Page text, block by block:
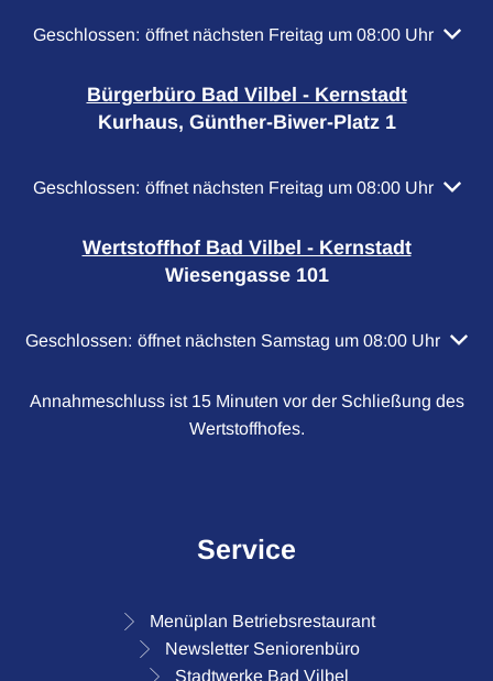
Klicken, um weitere Öffnungs- oder Schließzeiten
Geschlossen: öffnet nächsten Freitag um 08:00 Uhr
Bürgerbüro Bad Vilbel - Kernstadt
Kurhaus, Günther-Biwer-Platz 1
Klicken, um weitere Öffnungs- oder Schließzeiten
Geschlossen: öffnet nächsten Freitag um 08:00 Uhr
Wertstoffhof Bad Vilbel - Kernstadt
Wiesengasse 101
Klicken, um weitere Öffnungs- oder Schließzeiten
Geschlossen: öffnet nächsten Samstag um 08:00 Uhr
Annahmeschluss ist 15 Minuten vor der Schließung des
Wertstoffhofes.
Service
Menüplan Betriebsrestaurant
Newsletter Seniorenbüro
Stadtwerke Bad Vilbel